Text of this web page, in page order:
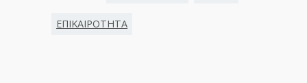
ΕΠΙΚΑΙΡΟΤΗΤΑ